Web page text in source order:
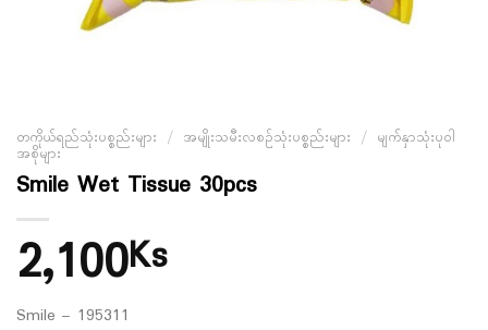
တကိုယ်ရည်သုံးပစ္စည်းများ / အမျိုးသမီးလစဉ်သုံးပစ္စည်းများ / မျက်နှာသုံးပုဝါ
အစိုများ
Smile Wet Tissue 30pcs
2,100Ks
Smile – 195311